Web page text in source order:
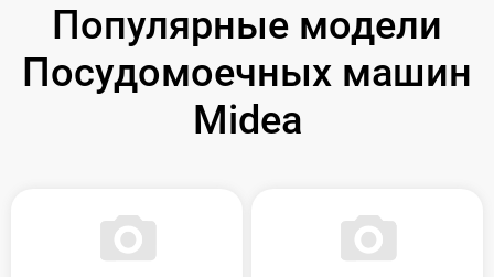
Популярные модели
Посудомоечных машин
Midea